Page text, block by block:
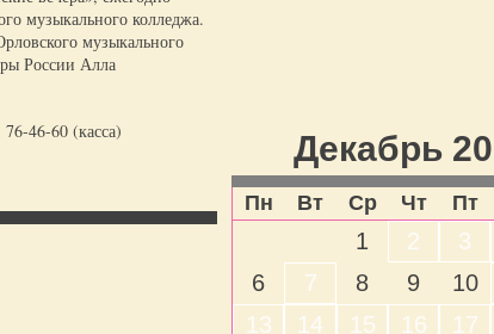
музыкального колледжа.
музыкального
России Алла
46-60 (касса)
Декабрь
Пн Вт Ср Чт Пт
1 2 3
6
7 8 9 10
13
14 15 16 17